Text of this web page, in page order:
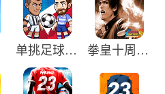
单挑足球正版手游 拳皇十周年纪念版